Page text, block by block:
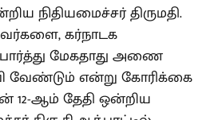
நிதியமைச்சர் திருமதி.
கர்நாடக
மேகதாது அணை
வேண்டும் என்று கோரிக்கை
12-ஆம் தேதி ஒன்றிய